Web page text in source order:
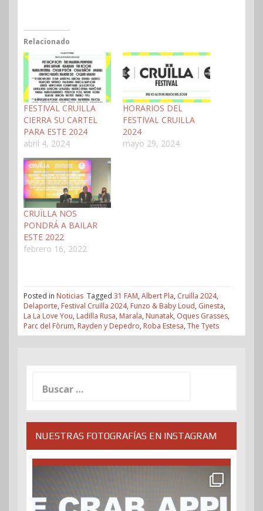
Relacionado
FESTIVAL CRUILLA
CIERRA SU CARTEL
PARA ESTE 2024
abril 4, 2024
HORARIOS DEL
FESTIVAL CRUILLA
2024
mayo 29, 2024
CRUÏLLA NOS
PONDRÁ A BAILAR
ESTE 2022
febrero 16, 2022
Posted in Noticias Tagged 31 FAM, Albert Pla, Cruïlla 2024,
Delaporte, Festival Cruïlla 2024, Funzo & Baby Loud, Ginesta,
La La Love You, Ladilla Rusa, Marala, Nunatak, Oques Grasses,
Parc del Fòrum, Rayden y Depedro, Roba Estesa, The Tyets
NUESTRAS FOTOGRAFÍAS EN INSTAGRAM